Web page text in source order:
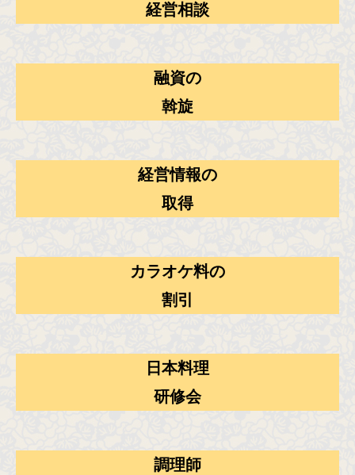
経営相談
融資の
斡旋
経営情報の
取得
カラオケ料の
割引
日本料理
研修会
調理師